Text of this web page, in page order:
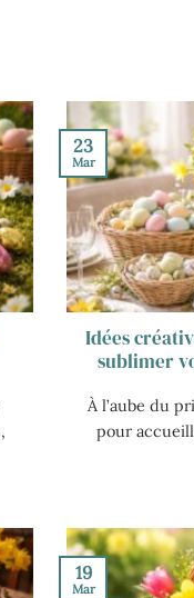
Idées
sublimer
À l’aube du
pour
23
Mar
19
Mar